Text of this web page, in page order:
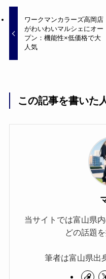
ワークマンカラーズ高岡店
がわいわいマルシェにオー
プン：機能性×低価格で大
人気
この記事を書いた
当サイトでは富山県
どの話題
筆者は富山県出